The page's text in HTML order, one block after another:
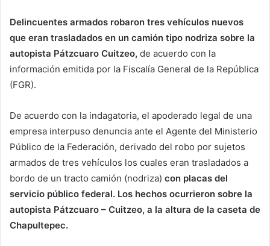
Delincuentes armados robaron tres vehículos nuevos
que eran trasladados en un camión tipo nodriza sobre la
autopista Pátzcuaro Cuitzeo, de acuerdo con la
información emitida por la Fiscalía General de la República
(FGR).
De acuerdo con la indagatoria, el apoderado legal de una
empresa interpuso denuncia ante el Agente del Ministerio
Público de la Federación, derivado del robo por sujetos
armados de tres vehículos los cuales eran trasladados a
bordo de un tracto camión (nodriza) con placas del
servicio público federal. Los hechos ocurrieron sobre la
autopista Pátzcuaro – Cuitzeo, a la altura de la caseta de
Chapultepec.